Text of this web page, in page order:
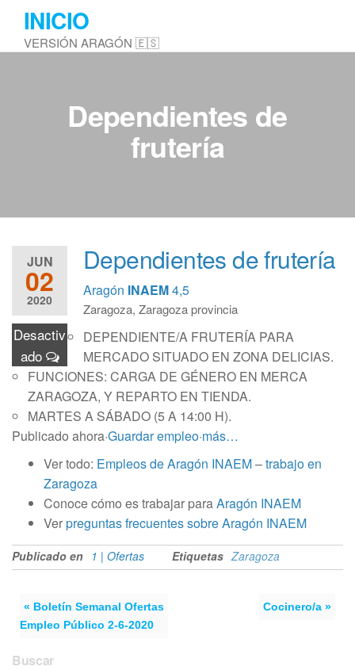
Saltar
contenido
INICIO
VERSIÓN ARAGÓN 🇪🇸
Dependientes de
frutería
JUN
02
2020
Desactiv
ado
Dependientes de frutería
Aragón INAEM4,5
Zaragoza, Zaragoza provincia
DEPENDIENTE/A FRUTERÍA PARA
MERCADO SITUADO EN ZONA DELICIAS.
FUNCIONES: CARGA DE GÉNERO EN MERCA
ZARAGOZA, Y REPARTO EN TIENDA.
MARTES A SÁBADO (5 A 14:00 H).
Publicado ahora·Guardar empleo·más…
Ver todo: Empleos de Aragón INAEM–trabajo en
Zaragoza
Conoce cómo es trabajar paraAragón INAEM
Verpreguntas frecuentes sobre Aragón INAEM
Publicado en 1 | Ofertas Etiquetas Zaragoza
« Boletín Semanal Ofertas
Empleo Público 2-6-2020
Cocinero/a »
Buscar